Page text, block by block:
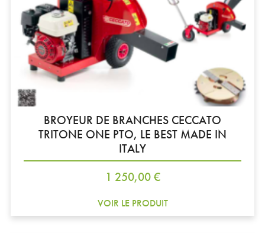
BROYEUR DE BRANCHES CECCATO
TRITONE ONE PTO, LE BEST MADE IN
ITALY
Prix
1 250,00 €
VOIR LE PRODUIT